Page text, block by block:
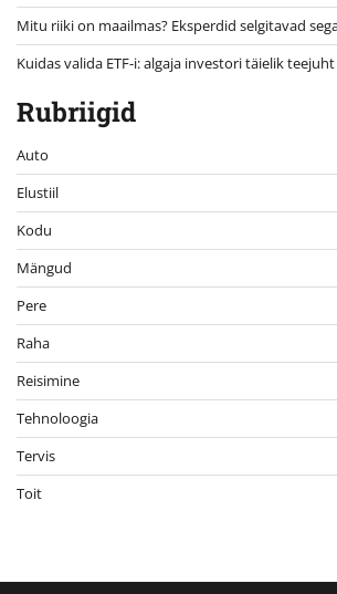
Mitu riiki on maailmas? Eksperdid selgitavad
Kuidas valida ETF-i: algaja investori täielik teejuht
Rubriigid
Auto
Elustiil
Kodu
Mängud
Pere
Raha
Reisimine
Tehnoloogia
Tervis
Toit